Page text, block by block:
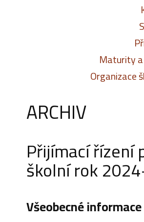
Maturity
Organizace
ARCHIV
Přijímací řízení
školní rok
Všeobecné informace